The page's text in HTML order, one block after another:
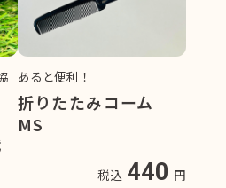
あると便利！
折りたたみコーム
MS
税込 440 円